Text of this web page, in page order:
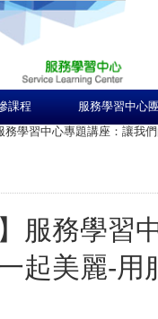
課程 服務學習中心
務學習中心專題講座：讓我
服務學習
起美麗-用